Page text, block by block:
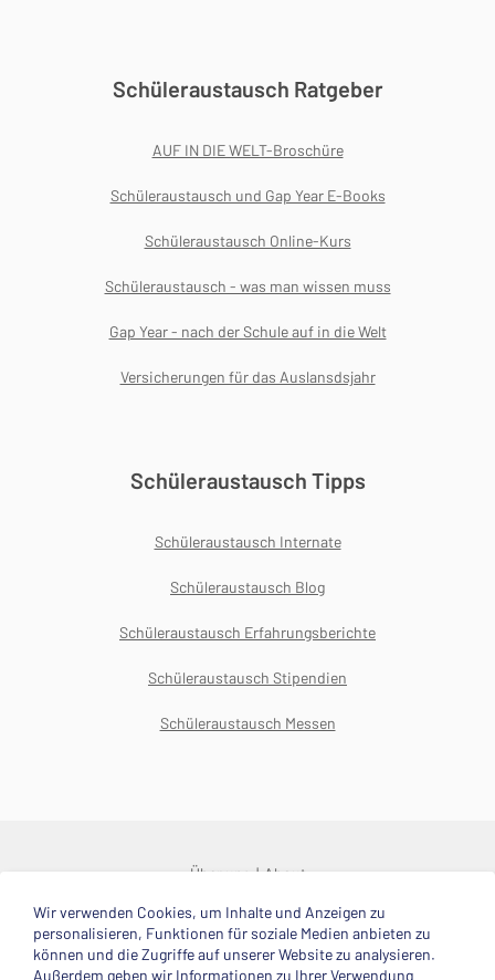
Schüleraustausch Ratgeber
AUF IN DIE WELT-Broschüre
Schüleraustausch und Gap Year E-Books
Schüleraustausch Online-Kurs
Schüleraustausch - was man wissen muss
Gap Year - nach der Schule auf in die Welt
Versicherungen für das Auslansdsjahr
Schüleraustausch Tipps
Schüleraustausch Internate
Schüleraustausch Blog
Schüleraustausch Erfahrungsberichte
Schüleraustausch Stipendien
Schüleraustausch Messen
Über uns About
© 2025 Deutsche Stiftung Völkerverständigung
Impressum Datenschutzerklärung Kontakt
Wir verwenden Cookies, um Inhalte und Anzeigen zu
personalisieren, Funktionen für soziale Medien anbieten zu
können und die Zugriffe auf unserer Website zu analysieren.
Außerdem geben wir Informationen zu Ihrer Verwendung